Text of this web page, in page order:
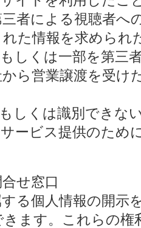
者による視聴者へ
た情報を求められ
しくは一部を第三
ら営業譲渡を受け
しくは識別できな
ービス提供のため
せ窓口
る個人情報の開示
ます。これらの権